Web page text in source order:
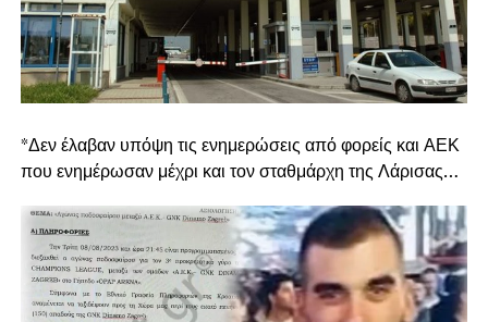
*Δεν έλαβαν υπόψη τις ενημερώσεις από φορείς και ΑΕΚ
που ενημέρωσαν μέχρι και τον σταθμάρχη της Λάρισας…